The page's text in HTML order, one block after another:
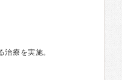
療を実施。